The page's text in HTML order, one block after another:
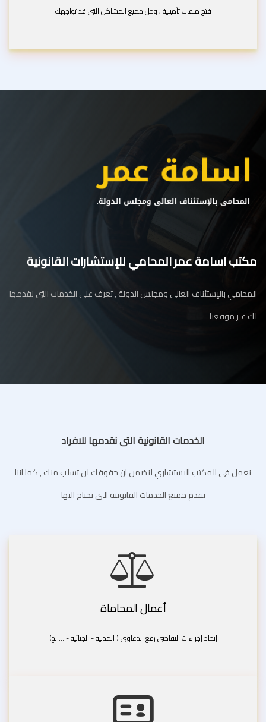
فتح ملفات تأمينية , وحل جميع المشاكل التى قد تواجهك
مكتب اسامة عمر المحامي للإستشارات القانونية
المحامي بالإستئناف العالى ومجلس الدولة , تعرف على الخدمات التى نقدمها
لك عبر موقعنا
الخدمات القانونية التى نقدمها للافراد
نعمل فى المكتب الاستشاري لنضمن ان حقوقك لن تسلب منك , كما اننا
نقدم جميع الخدمات القانونية التى تحتاج اليها
أعمال المحاماة
إتخاذ إجراءات التقاضى رفع الدعاوى ( المدنية - الجنائية - ...الخ)